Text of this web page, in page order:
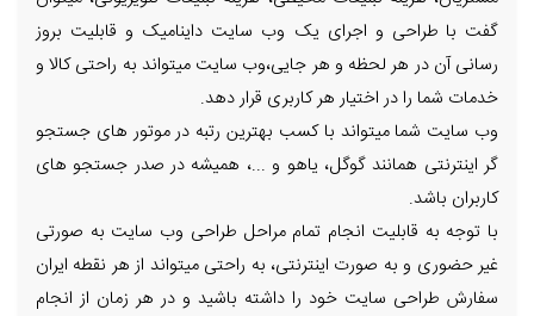
گفت با طراحی و اجرای یک وب سایت داینامیک و قابلیت بروز
رسانی آن در هر لحظه و هر جایی،وب سایت میتواند به راحتی کالا و
خدمات شما را در اختیار هر کاربری قرار دهد.
وب سایت شما میتواند با کسب بهترین رتبه در موتور های جستجو
گر اینترنتی همانند گوگل، یاهو و ...، همیشه در صدر جستجو های
کاربران باشد.
با توجه به قابلیت انجام تمام مراحل طراحی وب سایت به صورتی
غیر حضوری و به صورت اینترنتی، به راحتی میتواند از هر نقطه ایران
سفارش طراحی سایت خود را داشته باشید و در هر زمان از انجام